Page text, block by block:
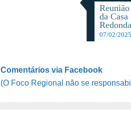
da
Redonda
07/02/
Comentários via Facebook
(O Foco Regional não se